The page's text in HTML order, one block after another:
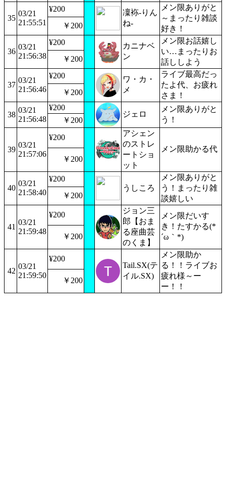
35
03/21
21:55:51
¥200
凜袮-りん
ね-
メン限ありがと
～まったり雑談
好き！
￥200
36
03/21
21:56:38
¥200
カニナベ
ン
メン限お話嬉し
い…まったりお
話ししよう
￥200
37
03/21
21:56:46
¥200
ワ・カ・
メ
ライブ最高だっ
たよ代、お疲れ
さま！
￥200
38
03/21
21:56:48
¥200
ジェロ
メン限ありがと
う！
￥200
39
03/21
21:57:06
¥200
アシェン
のストレ
ートショ
ット
メン限助かる代
￥200
40
03/21
21:58:40
¥200
うしころ
メン限ありがと
う！まったり雑
談嬉しい
￥200
41
03/21
21:59:48
¥200
ジョン三
郎【おま
る座曲芸
のくま】
メン限だいす
き！たすかる(*
´ω｀*)
￥200
42
03/21
21:59:50
¥200
Tail.SX(テ
イル.SX)
メン限助か
る！！ライブお
疲れ様～ー
ー！！
￥200